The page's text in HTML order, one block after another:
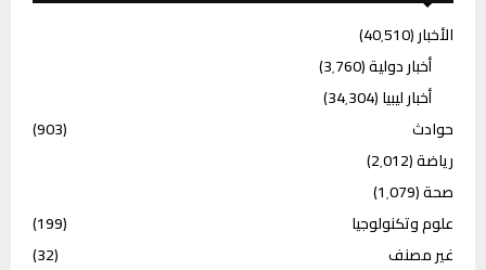
الأخبار(40٬510)
أخبار دولية(3٬760)
أخبار ليبيا(34٬304)
حوادث
(903)
رياضة(2٬012)
صحة(1٬079)
علوم وتكنولوجيا
(199)
غير مصنف
(32)